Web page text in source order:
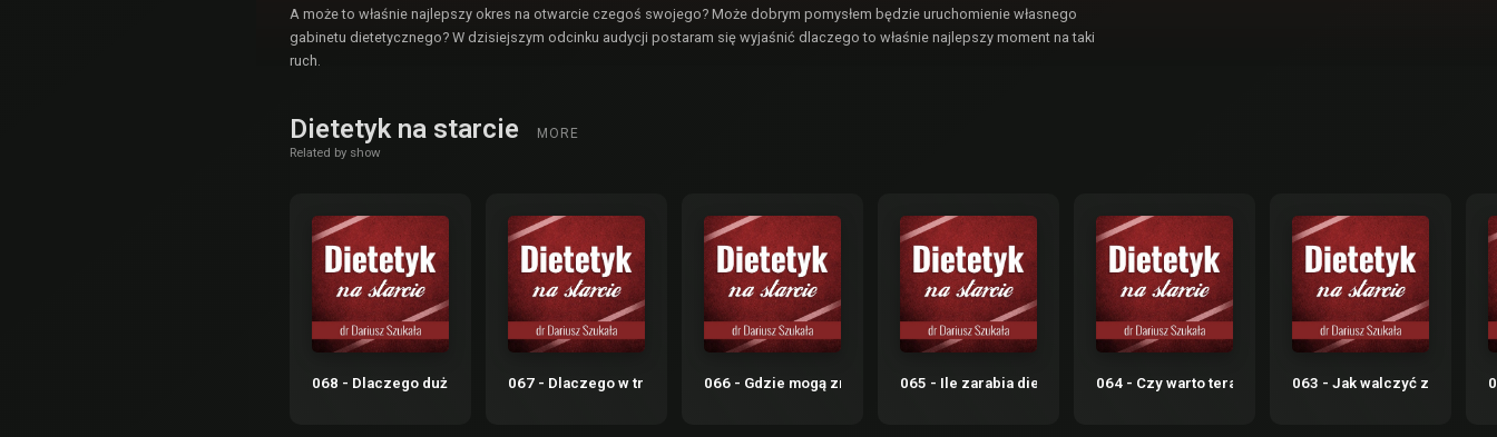
A może to właśnie najlepszy okres na otwarcie czegoś swojego? Może dobrym pomysłem będzie uruchomienie własnego
gabinetu dietetycznego? W dzisiejszym odcinku audycji postaram się wyjaśnić dlaczego to właśnie najlepszy moment na taki
ruch.
Dietetyk na starcie
MORE
Related by show
068 - Dlaczego dużo pracuję a mało zarabiam?067 - Dlaczego w trudnych czasach warto otworzyć własny gabinet?
066 - Gdzie mogą znaleźć pracę przyszli dietetycy?
065 - Ile zarabia dietetyk w 2022 roku?064 - Czy warto teraz podnosić ceny?063 - Jak walczyć z